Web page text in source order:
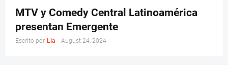
MTV y Comedy Central Latinoamérica
presentan Emergente
Escrito por Lia - August 24, 2024